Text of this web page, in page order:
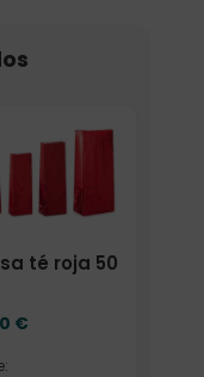
té roja 50
€
Peso/formato